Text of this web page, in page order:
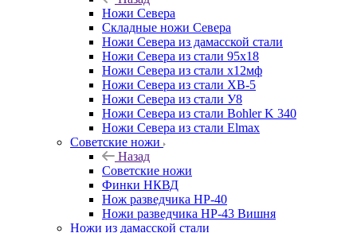
Ножи Севера
Складные ножи Севера
Ножи Севера из дамасской стали
Ножи Севера из стали 95х18
Ножи Севера из стали х12мф
Ножи Севера из стали ХВ-5
Ножи Севера из стали У8
Ножи Севера из стали Bohler K 340
Ножи Севера из стали Elmax
Советские ножи
Назад
Советские ножи
Финки НКВД
Нож разведчика НР-40
Ножи разведчика НР-43 Вишня
Ножи из дамасской стали